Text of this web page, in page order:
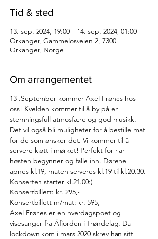
Tid & sted
13. sep. 2024, 19:00 – 14. sep. 2024, 01:00
Orkanger, Gammelosveien 2, 7300
Orkanger, Norge
Om arrangementet
13 .September kommer Axel Frønes hos
oss! Kvelden kommer til å by på en
stemningsfull atmosfære og god musikk.
Det vil også bli muligheter for å bestille mat
for de som ønsker det. Vi kommer til å
servere kjøtt i mørket! Perfekt for når
høsten begynner og falle inn. Dørene
åpnes kl.19, maten serveres kl.19 til kl.20.30.
Konserten starter kl.21.00:)
Konsertbillett: kr. 295,-
Konsertbillett m/mat: kr. 595,-
Axel Frønes er en hverdagspoet og
visesanger fra Åfjorden i Trøndelag. Da
lockdown kom i mars 2020 skrev han sitt